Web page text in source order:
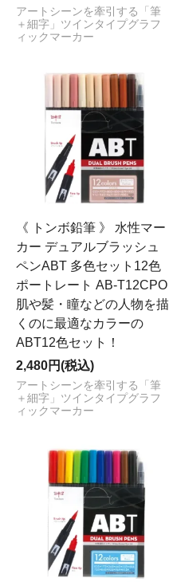
アートシーンを牽引する「筆
＋細字」ツインタイプグラフ
ィックマーカー
《 トンボ鉛筆 》 水性マー
カー デュアルブラッシュ
ペンABT 多色セット12色
ポートレート AB-T12CPO
肌や髪・瞳などの人物を描
くのに最適なカラーの
ABT12色セット！
2,480円(税込)
アートシーンを牽引する「筆
＋細字」ツインタイプグラフ
ィックマーカー